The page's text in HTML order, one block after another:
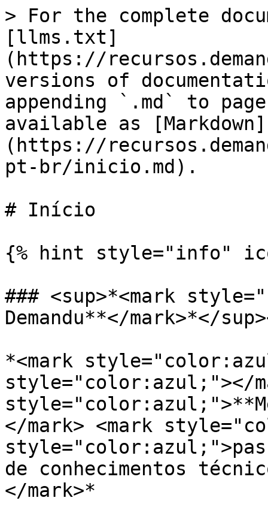
> For the complete
[llms.txt]
(https://
versions of
appending `.md` to
available as [Markdown]
(https://
pt-br/inicio.md).
# Início
{% hint style="info"
### <sup>*<mark
Demandu**</mark>*</
*<mark
style="color:azul;"></
</mark> <mark
de conhecimentos
</mark>*